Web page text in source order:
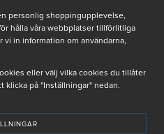
jag Seth och Sally integritetspolicy
endast användas till våra nyhetsbrev.
personlig shoppingupplevelse,
hålla våra webbplatser tillförlitliga
vi in information om användarna,
eller välj vilka cookies du tillåter
klicka på "Inställningar" nedan.